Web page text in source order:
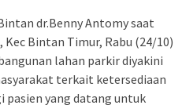
dr.Benny Antomy saat
Bintan Timur, Rabu (24/10)
lahan parkir diyakini
terkait ketersediaan
pasien yang datang untuk